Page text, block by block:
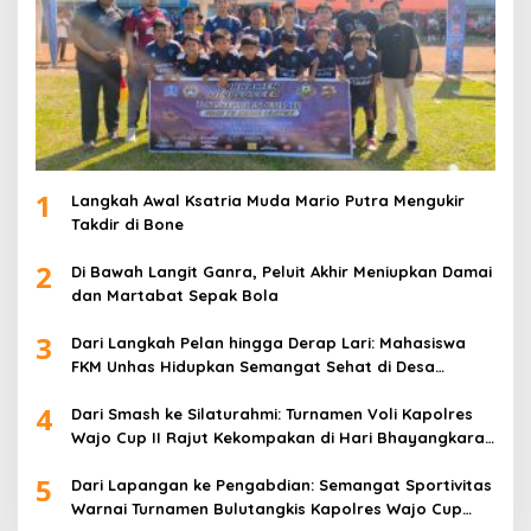
1
Langkah Awal Ksatria Muda Mario Putra Mengukir
Takdir di Bone
2
Di Bawah Langit Ganra, Peluit Akhir Meniupkan Damai
dan Martabat Sepak Bola
3
Dari Langkah Pelan hingga Derap Lari: Mahasiswa
FKM Unhas Hidupkan Semangat Sehat di Desa
4
Dari Smash ke Silaturahmi: Turnamen Voli Kapolres
Wajo Cup II Rajut Kekompakan di Hari Bhayangkara
5
Dari Lapangan ke Pengabdian: Semangat Sportivitas
Warnai Turnamen Bulutangkis Kapolres Wajo Cup